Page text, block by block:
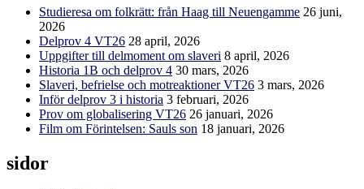
Studieresa om folkrätt: från Haag till Neuengamme 26 juni,
2026
Delprov 4 VT26 28 april, 2026
Uppgifter till delmoment om slaveri 8 april, 2026
Historia 1B och delprov 4 30 mars, 2026
Slaveri, befrielse och motreaktioner VT26 3 mars, 2026
Inför delprov 3 i historia 3 februari, 2026
Prov om globalisering VT26 26 januari, 2026
Film om Förintelsen: Sauls son 18 januari, 2026
sidor